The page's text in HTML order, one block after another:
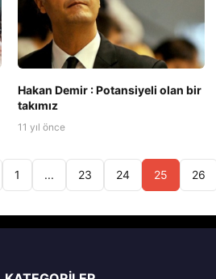
Hakan Demir : Potansiyeli olan bir
takımız
11 yıl önce
1 ... 23 24 25 26